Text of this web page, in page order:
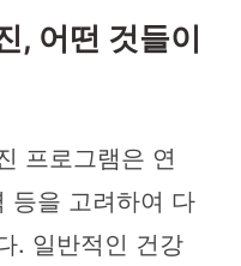
, 어떤 것들이
프로그램은 연
등을 고려하여 다
. 일반적인 건강